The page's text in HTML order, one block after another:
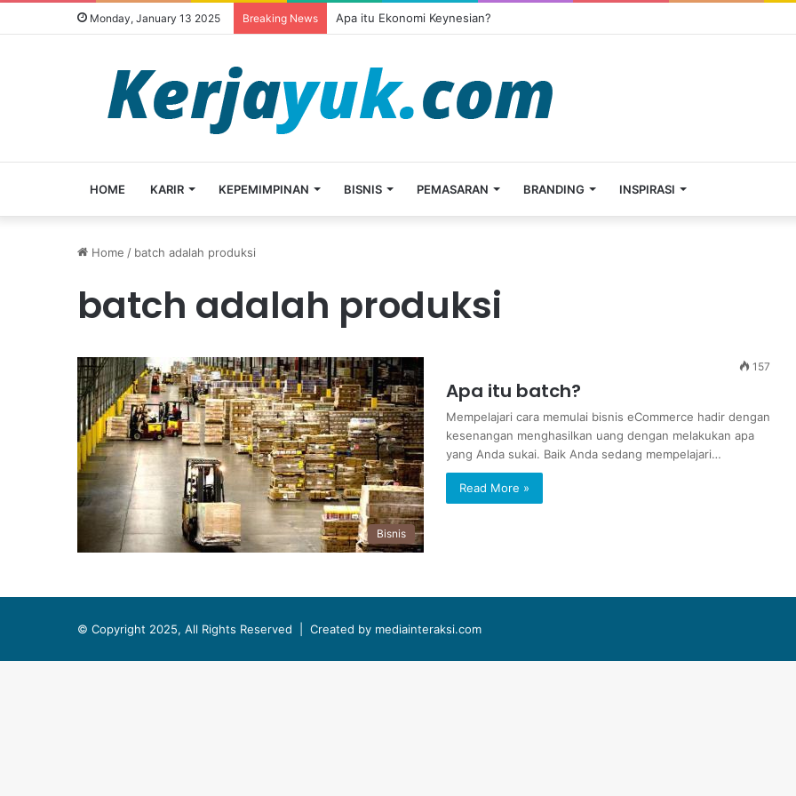
Monday, January 13 2025 Breaking News Apa itu Ekonomi Keynesian?
HOME KARIR KEPEMIMPINAN BISNIS PEMASARAN BRANDING INSPIRASI
Home / batch adalah produksi
batch adalah produksi
Bisnis
157
Apa itu batch?
Mempelajari cara memulai bisnis eCommerce hadir dengan
kesenangan menghasilkan uang dengan melakukan apa
yang Anda sukai. Baik Anda sedang mempelajari…
Read More »
© Copyright 2025, All Rights Reserved | Created by mediainteraksi.com